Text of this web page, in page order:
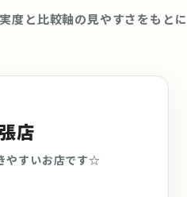
度と比較軸の見やすさをもと
店
やすいお店です☆